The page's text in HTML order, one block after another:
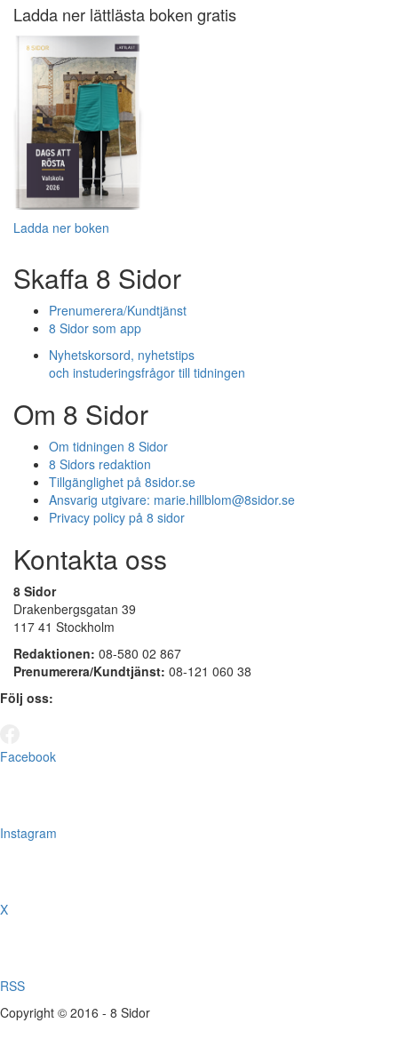
Ladda ner lättlästa boken gratis
Ladda ner boken
Skaffa 8 Sidor
Prenumerera/Kundtjänst
8 Sidor som app
Nyhetskorsord, nyhetstips
och instuderingsfrågor till tidningen
Om 8 Sidor
Om tidningen 8 Sidor
8 Sidors redaktion
Tillgänglighet på 8sidor.se
Ansvarig utgivare: marie.hillblom@8sidor.se
Privacy policy på 8 sidor
Kontakta oss
8 Sidor
Drakenbergsgatan 39
117 41 Stockholm
Redaktionen: 08-580 02 867
Prenumerera/Kundtjänst: 08-121 060 38
Följ oss:
Facebook
Instagram
X
RSS
Copyright © 2016 - 8 Sidor